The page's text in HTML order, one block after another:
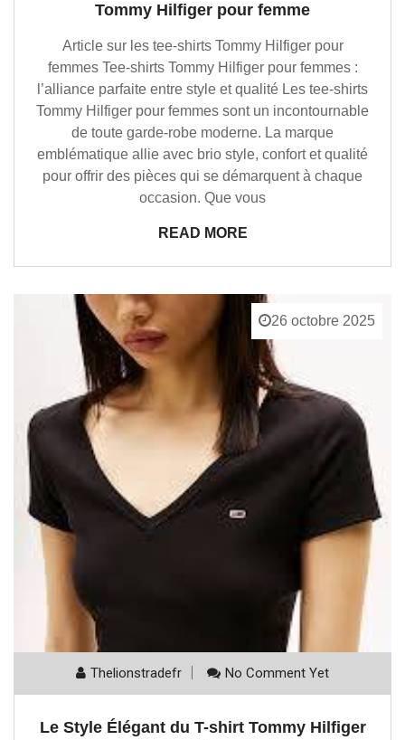
Tommy Hilfiger pour femme
Article sur les tee-shirts Tommy Hilfiger pour
femmes Tee-shirts Tommy Hilfiger pour femmes :
l’alliance parfaite entre style et qualité Les tee-shirts
Tommy Hilfiger pour femmes sont un incontournable
de toute garde-robe moderne. La marque
emblématique allie avec brio style, confort et qualité
pour offrir des pièces qui se démarquent à chaque
occasion. Que vous
READ MORE
26 octobre 2025
Thelionstradefr No Comment Yet
Le Style Élégant du T-shirt Tommy Hilfiger